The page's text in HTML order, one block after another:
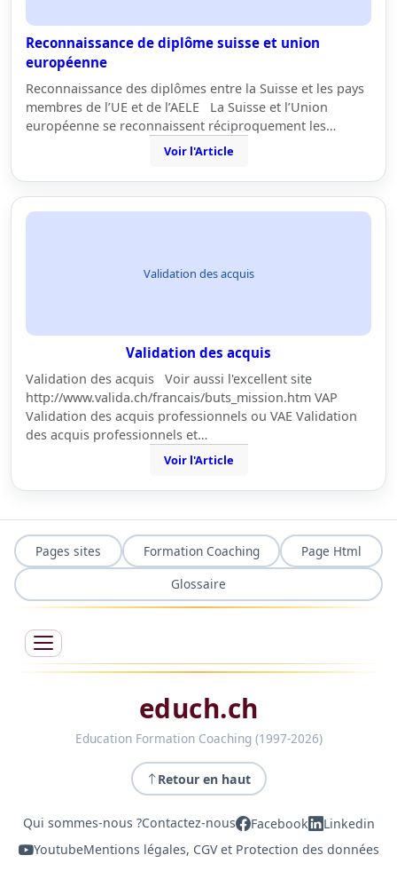
Reconnaissance de diplôme suisse et union
européenne
Reconnaissance des diplômes entre la Suisse et les pays
membres de l’UE et de l’AELE La Suisse et l’Union
européenne se reconnaissent réciproquement les…
Voir l'Article
Validation des acquis
Validation des acquis
Validation des acquis Voir aussi l'excellent site
http://www.valida.ch/francais/buts_mission.htm VAP
Validation des acquis professionnels ou VAE Validation
des acquis professionnels et…
Voir l'Article
Pages sites Formation Coaching
Page Html
Glossaire
educh.ch
Education Formation Coaching (1997-2026)
Retour en haut
Qui sommes-nous ?Contactez-nous Facebook
Linkedin
YoutubeMentions légales, CGV et Protection des données